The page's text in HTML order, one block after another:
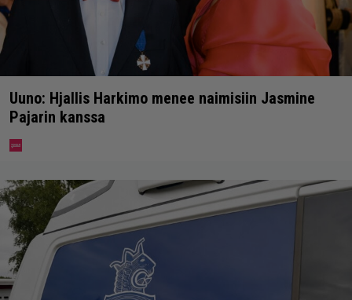
Uuno: Hjallis Harkimo menee naimisiin Jasmine
Pajarin kanssa